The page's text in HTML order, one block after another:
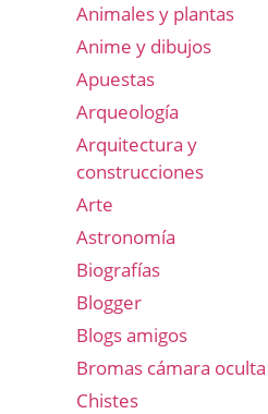
Animales y plantas
Anime y dibujos
Apuestas
Arqueología
Arquitectura y
construcciones
Arte
Astronomía
Biografías
Blogger
Blogs amigos
Bromas cámara oculta
Chistes